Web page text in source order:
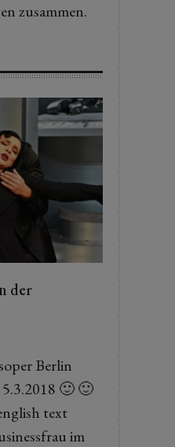
zusammen.
der
Berlin
🙂 🙂
text
im